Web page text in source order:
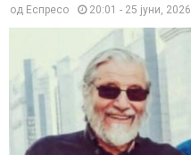
од Еспресо 20:01 - 25 јуни, 2026